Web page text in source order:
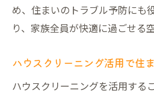
め、住まいのトラブル予防にも
り、家族全員が快適に過ごせる
ハウスクリーニング活用で住
ハウスクリーニングを活用する